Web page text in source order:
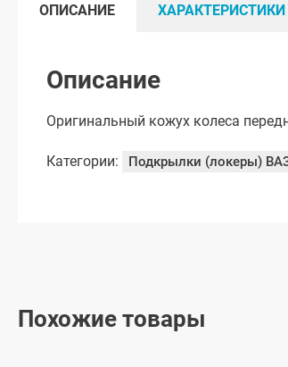
ОПИСАНИЕ ХАРАКТЕРИСТИКИ
Описание
Оригинальный кожух колеса
Категории: Подкрылки (локеры)
Похожие товары